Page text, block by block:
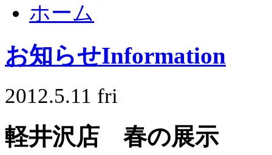
ホーム
お知らせInformation
2012.5.11 fri
軽井沢店 春の展